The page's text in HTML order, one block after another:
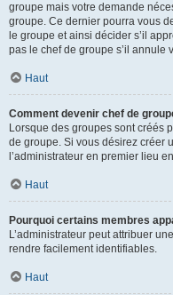
groupe mais votre demande
groupe. Ce dernier pourra vous
le groupe et ainsi décider s’il
pas le chef de groupe s’il annule
Haut
Comment devenir chef de
Lorsque des groupes sont créés
de groupe. Si vous désirez créer
l’administrateur en premier lieu
Haut
Pourquoi certains membres
L’administrateur peut attribuer
rendre facilement identifiables.
Haut